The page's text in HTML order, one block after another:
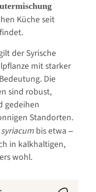
Küche seit
der Syrische
mit starker
Die
sind robust,
gedeihen
Standorten.
bis etwa –
in kalkhaltigen,
wohl.